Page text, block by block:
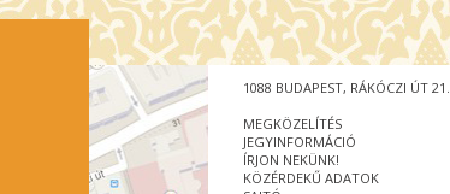
1088 BUDAPEST, RÁKÓCZI ÚT 21.
MEGKÖZELÍTÉS
JEGYINFORMÁCIÓ
ÍRJON NEKÜNK!
KÖZÉRDEKŰ ADATOK